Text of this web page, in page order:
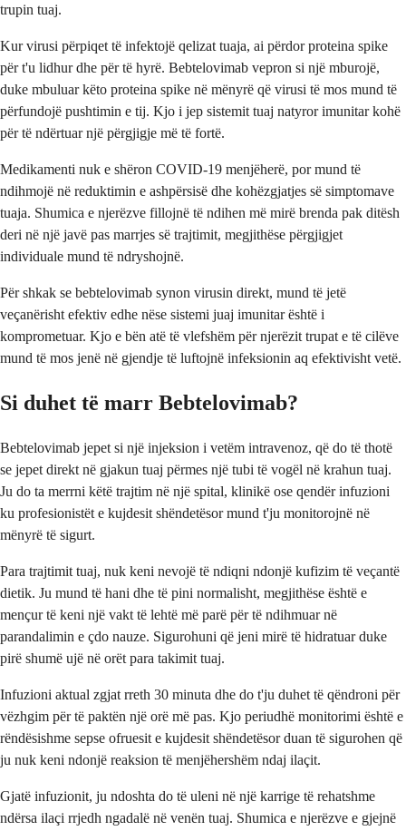
trupin tuaj.
Kur virusi përpiqet të infektojë qelizat tuaja, ai përdor proteina spike
për t'u lidhur dhe për të hyrë. Bebtelovimab vepron si një mburojë,
duke mbuluar këto proteina spike në mënyrë që virusi të mos mund të
përfundojë pushtimin e tij. Kjo i jep sistemit tuaj natyror imunitar kohë
për të ndërtuar një përgjigje më të fortë.
Medikamenti nuk e shëron COVID-19 menjëherë, por mund të
ndihmojë në reduktimin e ashpërsisë dhe kohëzgjatjes së simptomave
tuaja. Shumica e njerëzve fillojnë të ndihen më mirë brenda pak ditësh
deri në një javë pas marrjes së trajtimit, megjithëse përgjigjet
individuale mund të ndryshojnë.
Për shkak se bebtelovimab synon virusin direkt, mund të jetë
veçanërisht efektiv edhe nëse sistemi juaj imunitar është i
komprometuar. Kjo e bën atë të vlefshëm për njerëzit trupat e të cilëve
mund të mos jenë në gjendje të luftojnë infeksionin aq efektivisht vetë.
Si duhet të marr Bebtelovimab?
Bebtelovimab jepet si një injeksion i vetëm intravenoz, që do të thotë
se jepet direkt në gjakun tuaj përmes një tubi të vogël në krahun tuaj.
Ju do ta merrni këtë trajtim në një spital, klinikë ose qendër infuzioni
ku profesionistët e kujdesit shëndetësor mund t'ju monitorojnë në
mënyrë të sigurt.
Para trajtimit tuaj, nuk keni nevojë të ndiqni ndonjë kufizim të veçantë
dietik. Ju mund të hani dhe të pini normalisht, megjithëse është e
mençur të keni një vakt të lehtë më parë për të ndihmuar në
parandalimin e çdo nauze. Sigurohuni që jeni mirë të hidratuar duke
pirë shumë ujë në orët para takimit tuaj.
Infuzioni aktual zgjat rreth 30 minuta dhe do t'ju duhet të qëndroni për
vëzhgim për të paktën një orë më pas. Kjo periudhë monitorimi është e
rëndësishme sepse ofruesit e kujdesit shëndetësor duan të sigurohen që
ju nuk keni ndonjë reaksion të menjëhershëm ndaj ilaçit.
Gjatë infuzionit, ju ndoshta do të uleni në një karrige të rehatshme
ndërsa ilaçi rrjedh ngadalë në venën tuaj. Shumica e njerëzve e gjejnë